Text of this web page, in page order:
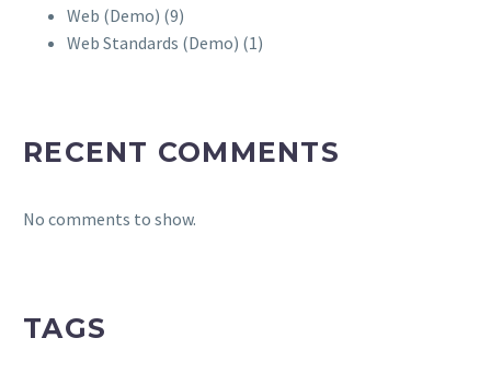
Web (Demo) (9)
Web Standards (Demo) (1)
RECENT COMMENTS
No comments to show.
TAGS